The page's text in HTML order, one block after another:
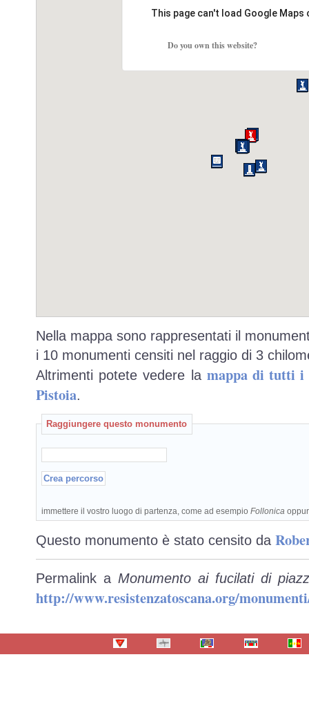
This page can't load Google
Do you own this website?
Nella mappa sono rappresentati il
i 10 monumenti censiti nel raggio di 3
Altrimenti potete vedere la mappa di tutti i
Pistoia.
Raggiungere questo monumento
immettere il vostro luogo di partenza, come ad esempio Follonica
Questo monumento è stato censito da
Permalink a Monumento ai fucilati di
http://www.resistenzatoscana.org/